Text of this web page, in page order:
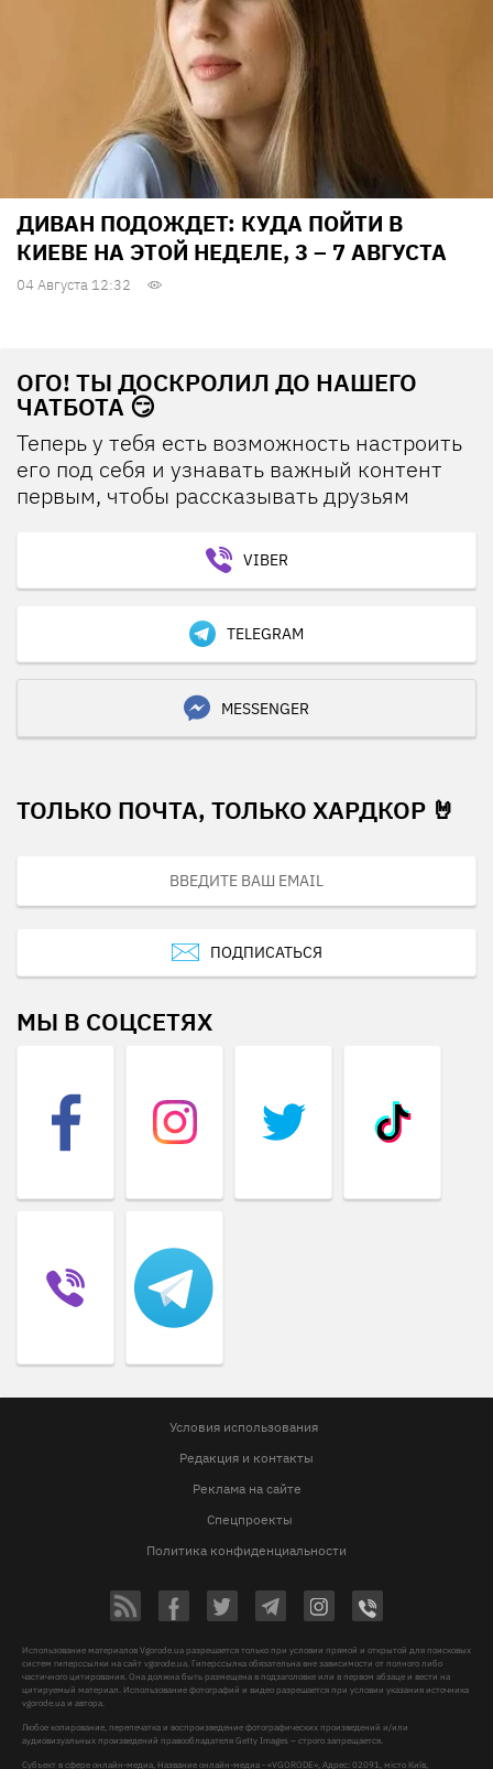
ДИВАН ПОДОЖДЕТ: КУДА ПОЙТИ В
КИЕВЕ НА ЭТОЙ НЕДЕЛЕ, 3 – 7 АВГУСТА
04 Августа 12:32
ОГО! ТЫ ДОСКРОЛИЛ ДО НАШЕГО
ЧАТБОТА 😏
Теперь у тебя есть возможность настроить
его под себя и узнавать важный контент
первым, чтобы рассказывать друзьям
VIBER
TELEGRAM
MESSENGER
ТОЛЬКО ПОЧТА, ТОЛЬКО ХАРДКОР 🤘
ПОДПИСАТЬСЯ
МЫ В СОЦСЕТЯХ
Условия использования
Редакция и контакты
Реклама на сайте
Спецпроекты
Политика конфиденциальности
Использование материалов Vgorode.ua разрешается только при условии прямой и открытой для поисковых
систем гиперссылки на сайт vgorode.ua. Гиперссылка обязательна вне зависимости от полного либо
частичного цитирования. Она должна быть размещена в подзаголовке или в первом абзаце и вести на
цитируемый материал. Использование фотографий и видео разрешается при условии указания источника
vgorode.ua и автора.
Любое копирование, перепечатка и воспроизведение фотографических произведений и/или
аудиовизуальных произведений правообладателя Getty Images – строго запрещается.
Субъект в сфере онлайн-медиа, Название онлайн-медиа - «VGORODE», Адрес: 02091, місто Київ,